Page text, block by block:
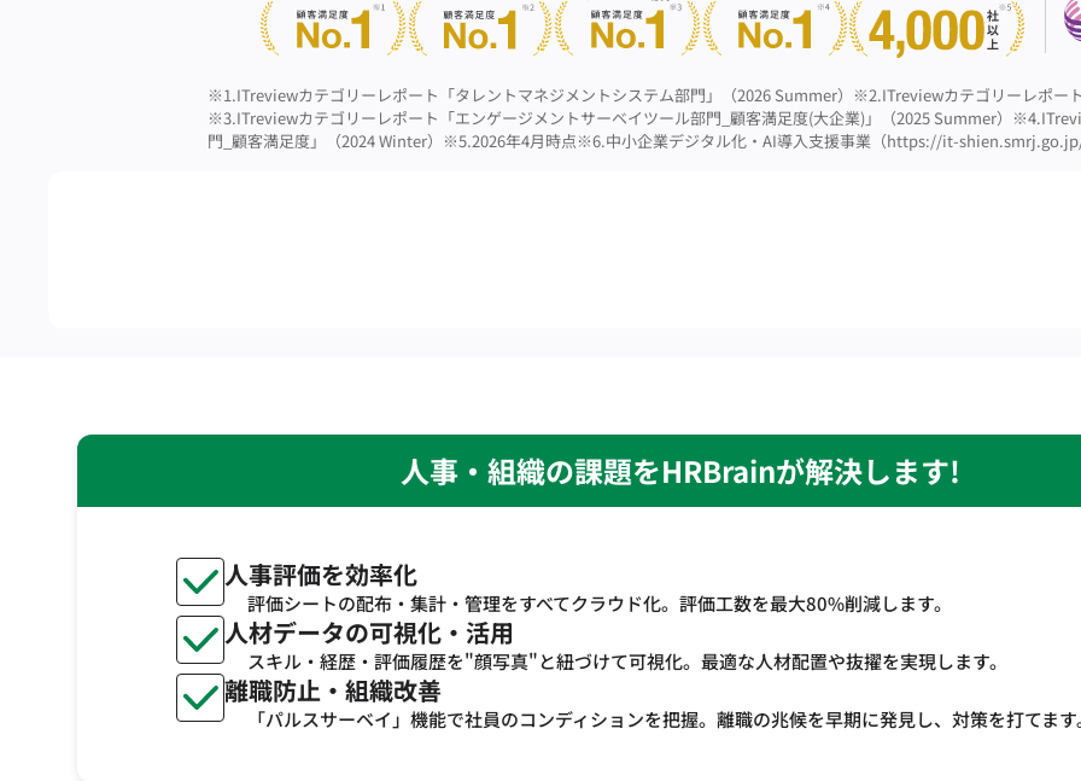
※1.ITreviewカテゴリーレポート「タレントマネジメントシステム部門」（2026 Summer） ※2.ITreviewカテゴリーレポー
※3.ITreviewカテゴリーレポート「エンゲージメントサーベイツール部門_顧客満足度(大企業)」（2025 Summer）
門_顧客満足度」（2024 Winter） ※5.2026年4月時点※6.中小企業デジタル化・AI導入支援事業（https://it-
人事・組織の課題をHRBrainが解決します!
人事評価を効率化
評価シートの配布・集計・管理をすべてクラウド化。評価工数を最大80%削減します。
人材データの可視化・活用
スキル・経歴・評価履歴を"顔写真"と紐づけて可視化。最適な人材配置や抜擢を実現します。
離職防止・組織改善
「パルスサーベイ」機能で社員のコンディションを把握。離職の兆候を早期に発見し、対策を打てます